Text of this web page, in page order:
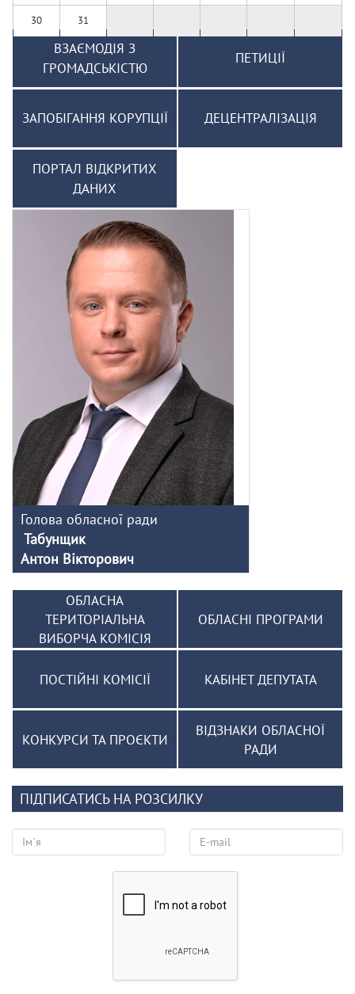
30 31
ВЗАЄМОДІЯ З
ГРОМАДСЬКІСТЮ
ПЕТИЦІЇ
ЗАПОБІГАННЯ КОРУПЦІЇ ДЕЦЕНТРАЛІЗАЦІЯ
ПОРТАЛ ВІДКРИТИХ
ДАНИХ
Голова обласної ради
Табунщик
Антон Вікторович
ОБЛАСНА
ТЕРИТОРІАЛЬНА
ВИБОРЧА КОМІСІЯ
ОБЛАСНІ ПРОГРАМИ
ПОСТІЙНІ КОМІСІЇ КАБІНЕТ ДЕПУТАТА
КОНКУРСИ ТА ПРОЄКТИ
ВІДЗНАКИ ОБЛАСНОЇ
РАДИ
ПІДПИСАТИСЬ НА РОЗСИЛКУ